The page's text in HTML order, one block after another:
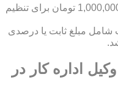
: از 500,000 تا 1,000,000 تومان برای تنظیم
مبلغ ثابت یا درصدی
اداره کار در